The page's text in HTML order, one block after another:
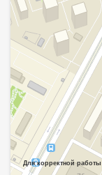
Для корректной